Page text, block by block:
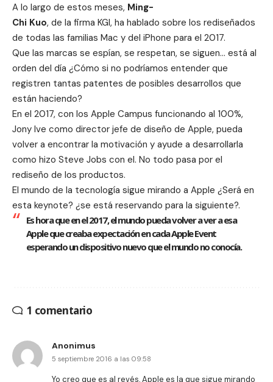
A lo largo de estos meses, Ming-
Chi Kuo, de la firma KGI, ha hablado sobre los rediseñados
de todas las familias Mac y del iPhone para el 2017.
Que las marcas se espían, se respetan, se siguen… está al
orden del día ¿Cómo si no podríamos entender que
registren tantas patentes de posibles desarrollos que
están haciendo?
En el 2017, con los Apple Campus funcionando al 100%,
Jony Ive como director jefe de diseño de Apple, pueda
volver a encontrar la motivación y ayude a desarrollarla
como hizo Steve Jobs con el. No todo pasa por el
rediseño de los productos.
El mundo de la tecnología sigue mirando a Apple ¿Será en
esta keynote? ¿se está reservando para la siguiente?.
Es hora que en el 2017, el mundo pueda volver a ver a esa
Apple que creaba expectación en cada Apple Event
esperando un dispositivo nuevo que el mundo no conocía.
1 comentario
Anonimus
5 septiembre 2016 a las 09:58
Yo creo que es al revés, Apple es la que sigue mirando